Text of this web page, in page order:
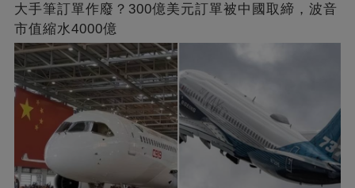
大手筆訂單作廢？300億美元訂單被中國取締，波音
市值縮水4000億